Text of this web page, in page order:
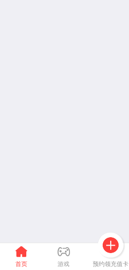
首页 游戏 预约领充值卡